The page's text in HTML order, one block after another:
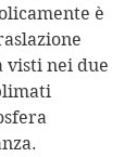
è
visti nei due